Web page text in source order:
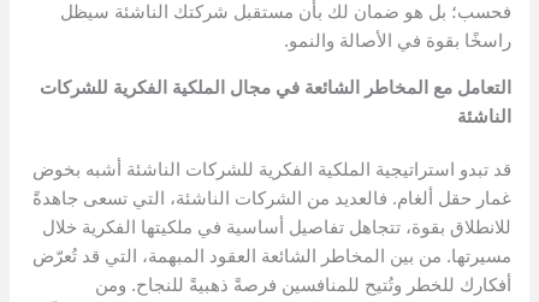
فحسب؛ بل هو ضمان لك بأن مستقبل شركتك الناشئة سيظل
راسخًا بقوة في الأصالة والنمو.
التعامل مع المخاطر الشائعة في مجال الملكية الفكرية للشركات
الناشئة
قد تبدو استراتيجية الملكية الفكرية للشركات الناشئة أشبه بخوض
غمار حقل ألغام. فالعديد من الشركات الناشئة، التي تسعى جاهدةً
للانطلاق بقوة، تتجاهل تفاصيل أساسية في ملكيتها الفكرية خلال
مسيرتها. من بين المخاطر الشائعة العقود المبهمة، التي قد تُعرّض
أفكارك للخطر وتُتيح للمنافسين فرصةً ذهبيةً للنجاح. ومن